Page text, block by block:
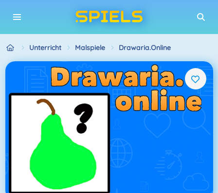
Unterricht Malspiele Drawaria.online